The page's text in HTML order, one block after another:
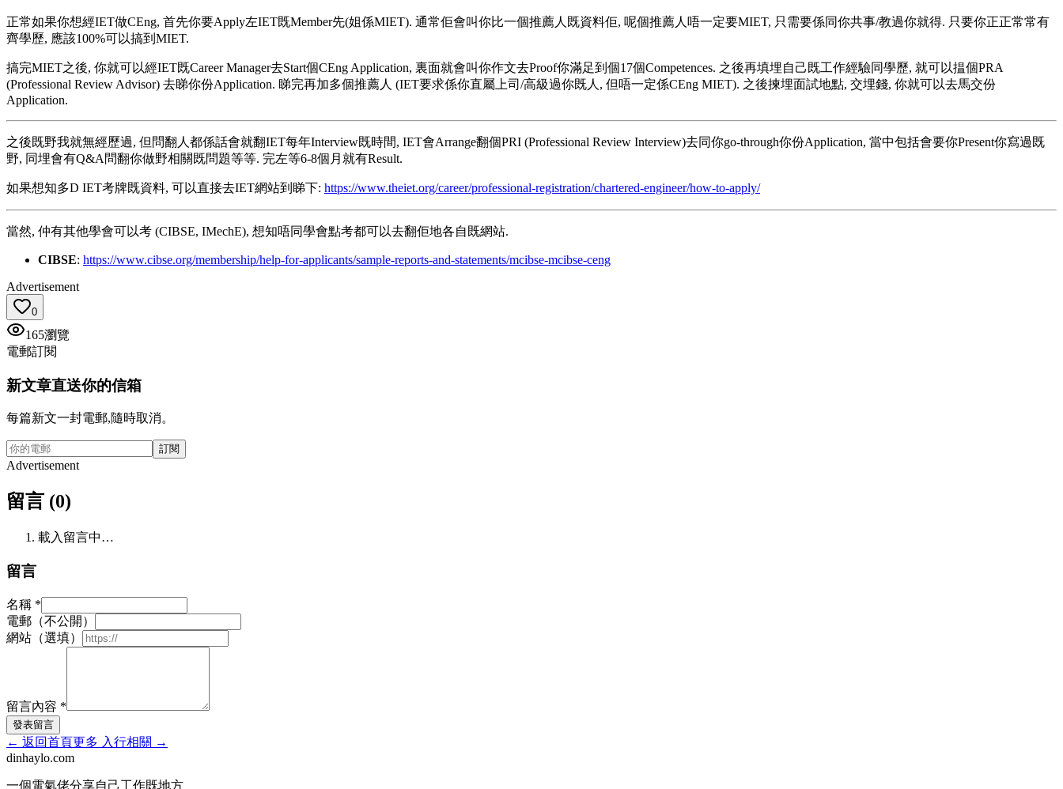
正常如果你想經IET做CEng, 首先你要Apply左IET既Member先(姐係MIET). 通常佢會叫你比一個推薦人既資料佢, 呢個推薦人唔一定要MIET, 只需要係同你共事/教過你就得. 只要你正正常常有
齊學歷, 應該100%可以搞到MIET.
搞完MIET之後, 你就可以經IET既Career Manager去Start個CEng Application, 裏面就會叫你作文去Proof你滿足到個17個Competences. 之後再填埋自己既工作經驗同學歷, 就可以揾個PRA
(Professional Review Advisor) 去睇你份Application. 睇完再加多個推薦人 (IET要求係你直屬上司/高級過你既人, 但唔一定係CEng MIET). 之後揀埋面試地點, 交埋錢, 你就可以去馬交份
Application.
之後既野我就無經歷過, 但問翻人都係話會就翻IET每年Interview既時間, IET會Arrange翻個PRI (Professional Review Interview)去同你go-through你份Application, 當中包括會要你Present你寫過既
野, 同埋會有Q&A問翻你做野相關既問題等等. 完左等6-8個月就有Result.
如果想知多D IET考牌既資料, 可以直接去IET網站到睇下: https://www.theiet.org/career/professional-registration/chartered-engineer/how-to-apply/
當然, 仲有其他學會可以考 (CIBSE, IMechE), 想知唔同學會點考都可以去翻佢地各自既網站.
CIBSE: https://www.cibse.org/membership/help-for-applicants/sample-reports-and-statements/mcibse-mcibse-ceng
Advertisement
0
165瀏覽
電郵訂閱
新文章直送你的信箱
每篇新文一封電郵,隨時取消。
訂閱
Advertisement
留言 (0)
載入留言中…
留言
名稱 *
電郵（不公開）
網站（選填）
留言內容 *
發表留言
← 返回首頁更多 入行相關 →
dinhaylo.com
一個電氣佬分享自己工作既地方